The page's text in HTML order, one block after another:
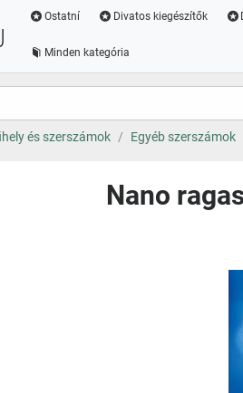
Ostatní Divatos kiegészítők
Minden kategória
és szerszámok Egyéb szerszámok
Nano